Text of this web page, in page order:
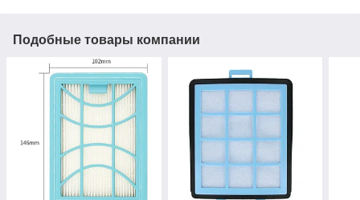
Подобные товары компании